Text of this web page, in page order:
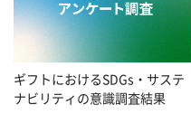
ギフトにおけるSDGs・サステ
ナビリティの意識調査結果